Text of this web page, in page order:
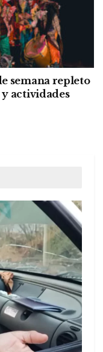
semana repleto
actividades